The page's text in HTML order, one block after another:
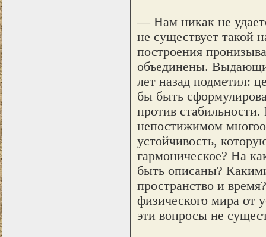
— Нам никак не
не существует такой
построения
объединены.
лет назад подметил:
бы быть
против
непостижимом
устойчивость,
гармоническое? На
быть описаны?
пространство и
физического мира от
эти вопросы не